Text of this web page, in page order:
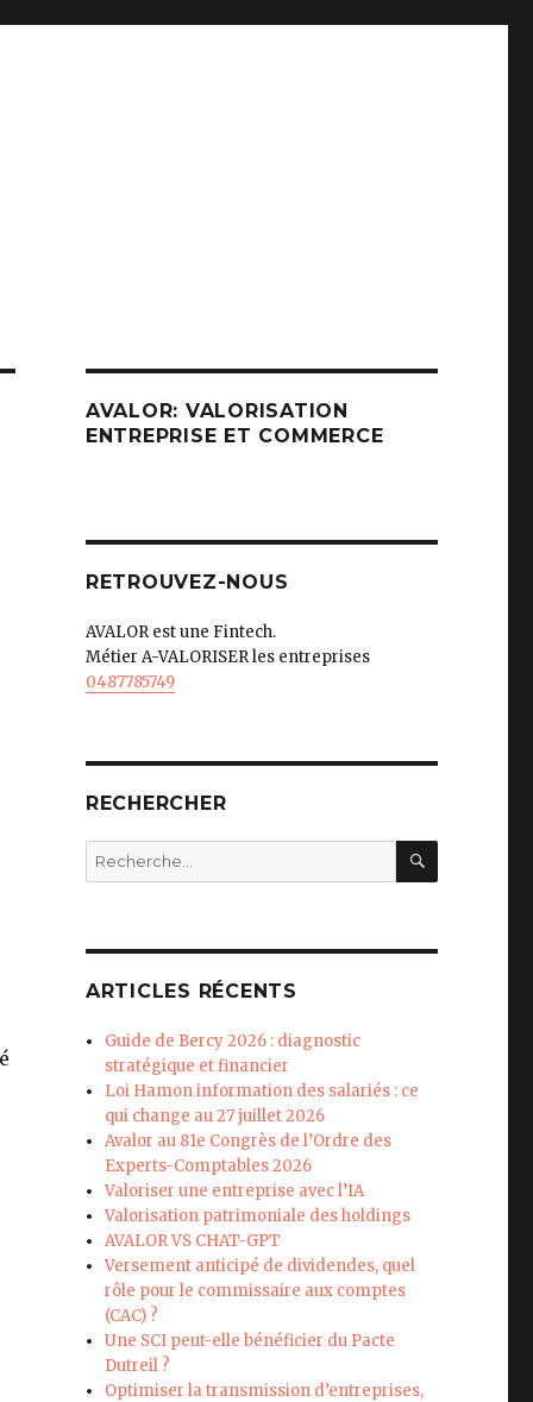
AVALOR: VALORISATION
ENTREPRISE ET COMMERCE
RETROUVEZ-NOUS
AVALOR est une Fintech.
Métier A-VALORISER les entreprises
0487785749
RECHERCHER
Recherche
pour
ARTICLES RÉCENTS
Guide de Bercy 2026 : diagnostic
stratégique et financier
Loi Hamon information des salariés : ce
qui change au 27 juillet 2026
Avalor au 81e Congrès de l’Ordre des
Experts-Comptables 2026
Valoriser une entreprise avec l’IA
Valorisation patrimoniale des holdings
AVALOR VS CHAT-GPT
Versement anticipé de dividendes, quel
rôle pour le commissaire aux comptes
(CAC) ?
Une SCI peut-elle bénéficier du Pacte
Dutreil ?
Optimiser la transmission d’entreprises,